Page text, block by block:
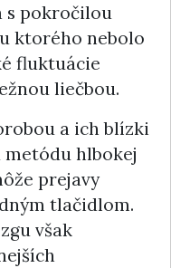
s pokročilou
ktorého nebolo
fluktuácie
liečbou.
a ich blízki
hlbokej
prejavy
tlačidlom.
však